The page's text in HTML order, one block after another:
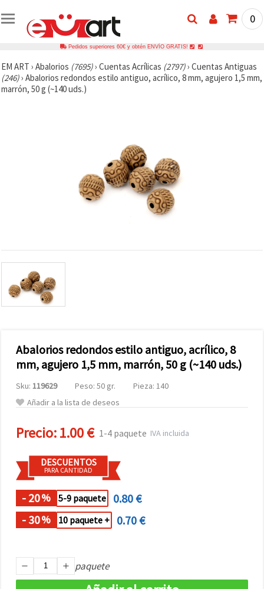
0
Pedidos superiores 60€ y obtén ENVÍO GRATIS!
EM ART › Abalorios (7695)› Cuentas Acrílicas (2797)› Cuentas Antiguas
(246)› Abalorios redondos estilo antiguo, acrílico, 8 mm, agujero 1,5 mm,
marrón, 50 g (~140 uds.)
Abalorios redondos estilo antiguo, acrílico, 8
mm, agujero 1,5 mm, marrón, 50 g (~140 uds.)
Sku: 119629 Peso: 50 gr.
Pieza: 140
Añadir a la lista de deseos
Precio:1.00 € 1-4 paquete IVA incluida
DESCUENTOS
PARA CANTIDAD
- 20% 5-9 paquete
0.80 €
- 30% 10 paquete + 0.70 €
paquete